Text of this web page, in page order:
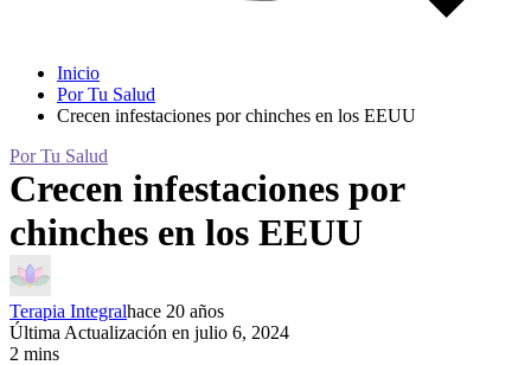
Inicio
Por Tu Salud
Crecen infestaciones por chinches en los EEUU
Por Tu Salud
Crecen infestaciones por
chinches en los EEUU
Terapia Integralhace 20 años
Última Actualización en julio 6, 2024
2 mins